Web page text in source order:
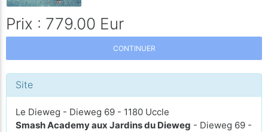
Prix : 779.00 Eur
CONTINUER
Site
Le Dieweg - Dieweg 69 - 1180 Uccle
Smash Academy aux Jardins du Dieweg - Dieweg 69 -